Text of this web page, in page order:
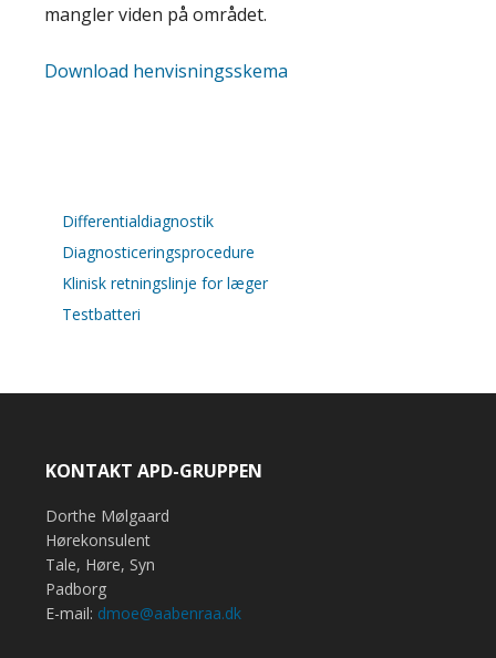
mangler viden på området.
Download henvisningsskema
Differentialdiagnostik
Diagnosticeringsprocedure
Klinisk retningslinje for læger
Testbatteri
KONTAKT APD-GRUPPEN
Dorthe Mølgaard
Hørekonsulent
Tale, Høre, Syn
Padborg
E-mail: dmoe@aabenraa.dk